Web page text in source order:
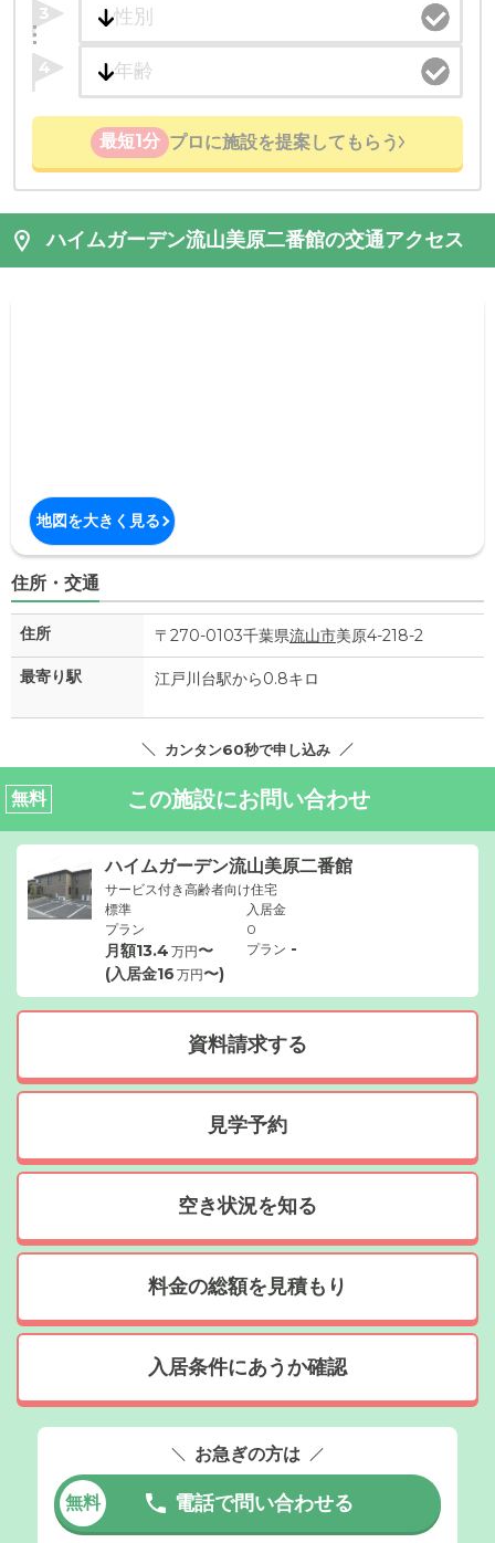
3
4
最短1分 プロに施設を提案してもらう
ハイムガーデン流山美原二番館の交通アクセス
地図を大きく見る
住所・交通
住所 〒270-0103千葉県流山市美原4-218-2
最寄り駅 江戸川台駅から0.8キロ
カンタン60秒で申し込み
無料 この施設にお問い合わせ
ハイムガーデン流山美原二番館
サービス付き高齢者向け住宅
標準
プラン
月額13.4 万円〜
(入居金16 万円〜)
入居金
0
プラン -
資料請求する
見学予約
空き状況を知る
料金の総額を見積もり
入居条件にあうか確認
お急ぎの方は
無料 電話で問い合わせる